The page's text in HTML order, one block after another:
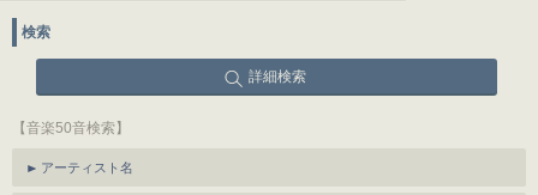
検索
詳細検索
【音楽50音検索】
アーティスト名